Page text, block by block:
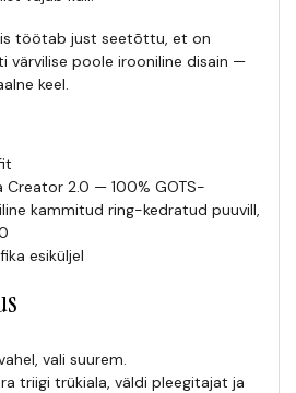
töötab just seetõttu, et on
värvilise poole irooniline disain —
keel.
Creator 2.0 — 100% GOTS-
kammitud ring-kedratud puuvill,
esiküljel
vali suurem.
triigi trükiala, väldi pleegitajat ja